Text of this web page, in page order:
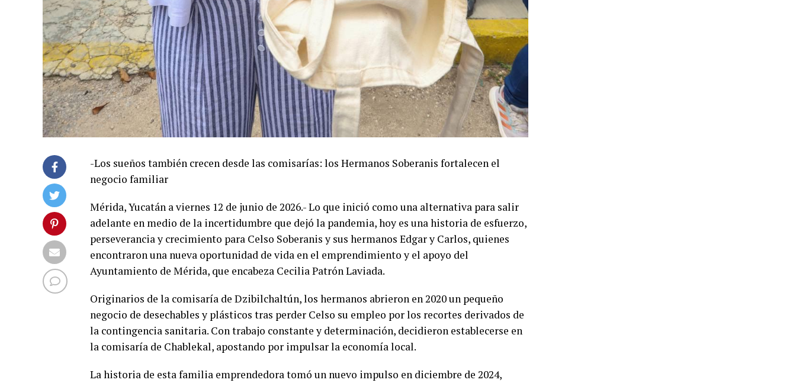
-Los sueños también crecen desde las comisarías: los Hermanos Soberanis fortalecen el
negocio familiar
Mérida, Yucatán a viernes 12 de junio de 2026.- Lo que inició como una alternativa para salir
adelante en medio de la incertidumbre que dejó la pandemia, hoy es una historia de esfuerzo,
perseverancia y crecimiento para Celso Soberanis y sus hermanos Edgar y Carlos, quienes
encontraron una nueva oportunidad de vida en el emprendimiento y el apoyo del
Ayuntamiento de Mérida, que encabeza Cecilia Patrón Laviada.
Originarios de la comisaría de Dzibilchaltún, los hermanos abrieron en 2020 un pequeño
negocio de desechables y plásticos tras perder Celso su empleo por los recortes derivados de
la contingencia sanitaria. Con trabajo constante y determinación, decidieron establecerse en
la comisaría de Chablekal, apostando por impulsar la economía local.
La historia de esta familia emprendedora tomó un nuevo impulso en diciembre de 2024,